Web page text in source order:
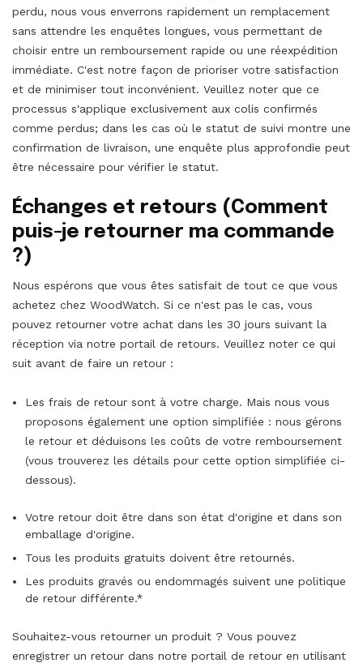
perdu, nous vous enverrons rapidement un remplacement
sans attendre les enquêtes longues, vous permettant de
choisir entre un remboursement rapide ou une réexpédition
immédiate. C'est notre façon de prioriser votre satisfaction
et de minimiser tout inconvénient. Veuillez noter que ce
processus s'applique exclusivement aux colis confirmés
comme perdus; dans les cas où le statut de suivi montre une
confirmation de livraison, une enquête plus approfondie peut
être nécessaire pour vérifier le statut.
Échanges et retours (Comment
puis-je retourner ma commande
?)
Nous espérons que vous êtes satisfait de tout ce que vous
achetez chez WoodWatch. Si ce n'est pas le cas, vous
pouvez retourner votre achat dans les 30 jours suivant la
réception via notre portail de retours. Veuillez noter ce qui
suit avant de faire un retour :
Les frais de retour sont à votre charge. Mais nous vous
proposons également une option simplifiée : nous gérons
le retour et déduisons les coûts de votre remboursement
(vous trouverez les détails pour cette option simplifiée ci-
dessous).
Votre retour doit être dans son état d'origine et dans son
emballage d'origine.
Tous les produits gratuits doivent être retournés.
Les produits gravés ou endommagés suivent une politique
de retour différente.*
Souhaitez-vous retourner un produit ? Vous pouvez
enregistrer un retour dans notre portail de retour en utilisant